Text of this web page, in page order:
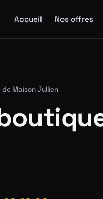
Accueil Nos offres
Maison Jullien